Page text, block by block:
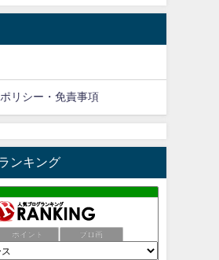
リシー・免責事項
ンキング
ポイント ブロ画